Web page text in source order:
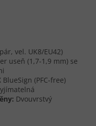
vel. UK8/EU42)
useň (1,7-1,9 mm) se
BlueSign (PFC-free)
Dvouvrstvý